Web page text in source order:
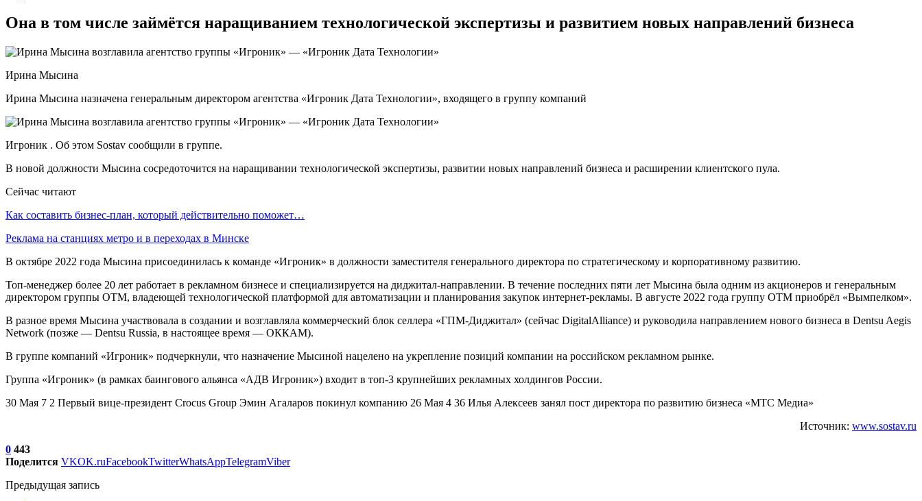
Она в том числе займётся наращиванием технологической экспертизы и развитием новых направлений бизнеса
Ирина Мысина
Ирина Мысина назначена генеральным директором агентства «Игроник Дата Технологии», входящего в группу компаний
Игроник . Об этом Sostav сообщили в группе.
В новой должности Мысина сосредоточится на наращивании технологической экспертизы, развитии новых направлений бизнеса и расширении клиентского пула.
Сейчас читают
Как составить бизнес-план, который действительно поможет…
Реклама на станциях метро и в переходах в Минске
В октябре 2022 года Мысина присоединилась к команде «Игроник» в должности заместителя генерального директора по стратегическому и корпоративному развитию.
Топ-менеджер более 20 лет работает в рекламном бизнесе и специализируется на диджитал-направлении. В течение последних пяти лет Мысина была одним из акционеров и генеральным
директором группы ОТМ, владеющей технологической платформой для автоматизации и планирования закупок интернет-рекламы. В августе 2022 года группу OTM приобрёл «Вымпелком».
В разное время Мысина участвовала в создании и возглавляла коммерческий блок селлера «ГПМ-Диджитал» (сейчас DigitalAlliance) и руководила направлением нового бизнеса в Dentsu Aegis
Network (позже — Dentsu Russia, в настоящее время — ОККАМ).
В группе компаний «Игроник» подчеркнули, что назначение Мысиной нацелено на укрепление позиций компании на российском рекламном рынке.
Группа «Игроник» (в рамках баингового альянса «АДВ Игроник») входит в топ-3 крупнейших рекламных холдингов России.
30 Мая 7 2 Первый вице-президент Crocus Group Эмин Агаларов покинул компанию 26 Мая 4 36 Илья Алексеев занял пост директора по развитию бизнеса «МТС Медиа»
Источник: www.sostav.ru
0 443
Поделится VKOK.ruFacebookTwitterWhatsAppTelegramViber
Предыдущая запись